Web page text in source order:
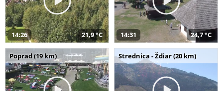
14:26 21,9 °C 14:31 24,7 °C
Poprad (19 km) Strednica - Ždiar (20 km)